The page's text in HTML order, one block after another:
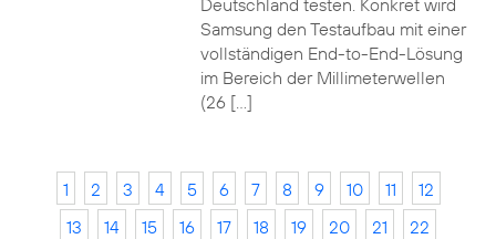
Deutschland testen. Konkret wird
Samsung den Testaufbau mit einer
vollständigen End-to-End-Lösung
im Bereich der Millimeterwellen
(26 […]
1 2 3 4 5 6 7 8 9 10 11
12
13
14 15 16 17 18 19 20 21
22